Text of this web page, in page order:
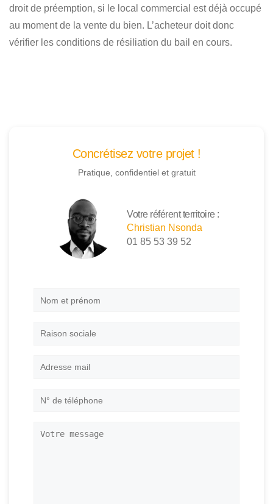
droit de préemption, si le local commercial est déjà occupé
au moment de la vente du bien. L’acheteur doit donc
vérifier les conditions de résiliation du bail en cours.
Concrétisez votre projet !
Pratique, confidentiel et gratuit
Votre référent territoire :
Christian Nsonda
01 85 53 39 52
Nom
Raison
Adresse
N°
Votre